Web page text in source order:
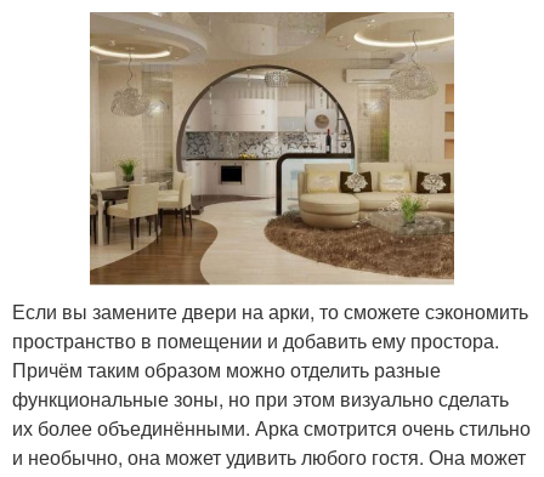
Если вы замените двери на арки, то сможете сэкономить
пространство в помещении и добавить ему простора.
Причём таким образом можно отделить разные
функциональные зоны, но при этом визуально сделать
их более объединёнными. Арка смотрится очень стильно
и необычно, она может удивить любого гостя. Она может